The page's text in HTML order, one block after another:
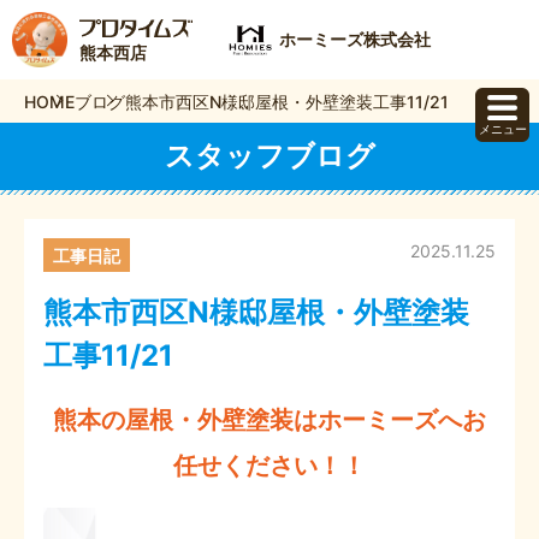
熊本西店
ホーミーズ株式会社
HOMEブログ熊本市西区N様邸屋根・外壁塗装工事11/21
スタッフブログ
熊本市西区N様邸屋根・外壁塗装
工事11/21
2025.11.25
工事日記
熊本の屋根・外壁塗装はホーミーズへお
任せください！！
メニュー